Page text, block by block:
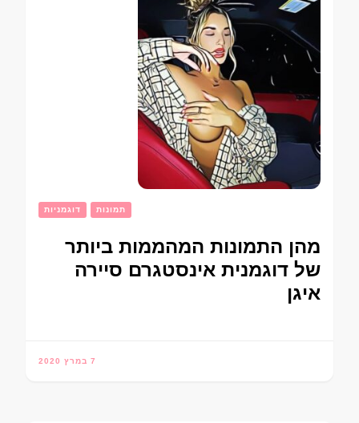
דוגמניות תמונות
מהן התמונות המהממות ביותר
של דוגמנית אינסטגרם סיירה
איגן
7 במרץ 2020